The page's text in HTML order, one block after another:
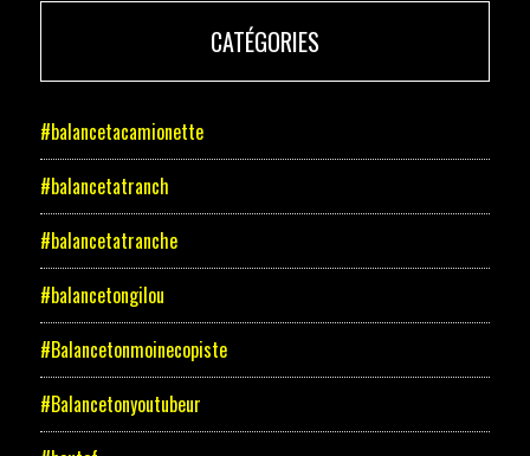
CATÉGORIES
#balancetacamionette
#balancetatranch
#balancetatranche
#balancetongilou
#Balancetonmoinecopiste
#Balancetonyoutubeur